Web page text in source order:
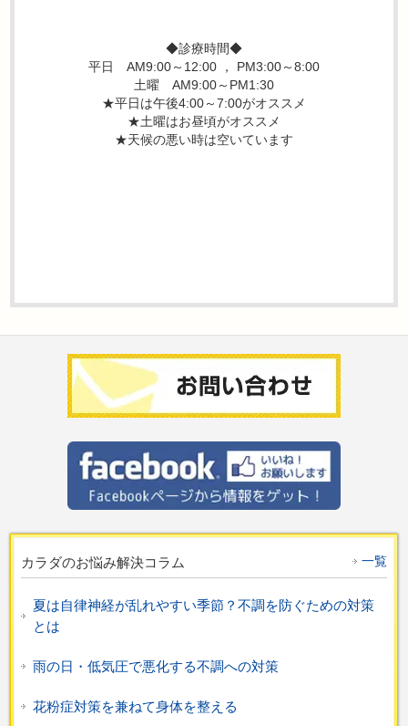
◆診療時間◆
平日 AM9:00～12:00 ， PM3:00～8:00
土曜 AM9:00～PM1:30
★平日は午後4:00～7:00がオススメ
★土曜はお昼頃がオススメ
★天候の悪い時は空いています
カラダのお悩み解決コラム 一覧
夏は自律神経が乱れやすい季節？不調を防ぐための対策
とは
雨の日・低気圧で悪化する不調への対策
花粉症対策を兼ねて身体を整える